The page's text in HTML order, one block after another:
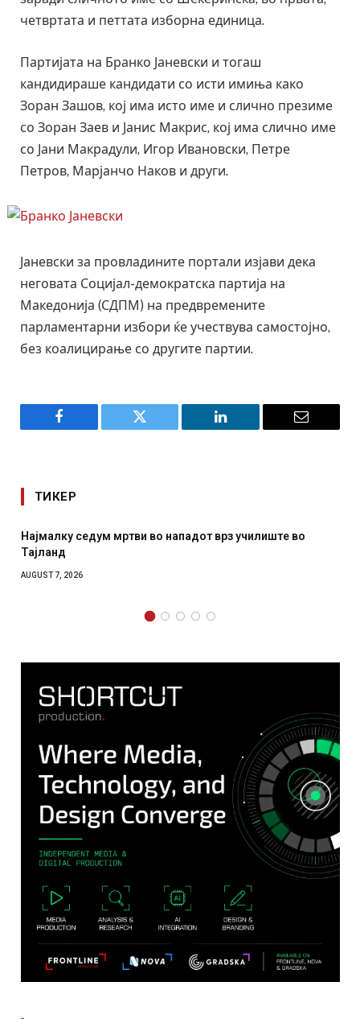
четвртата и петтата изборна единица.
Партијата на Бранко Јаневски и тогаш
кандидираше кандидати со исти имиња како
Зоран Зашов, кој има исто име и слично презиме
со Зоран Заев и Јанис Макрис, кој има слично име
со Јани Макрадули, Игор Ивановски, Петре
Петров, Марјанчо Наков и други.
Јаневски за провладините портали изјави дека
неговата Социјал-демократска партија на
Македонија (СДПМ) на предвремените
парламентарни избори ќе учествува самостојно,
без коалицирање со другите партии.
Facebook Twitter LinkedIn Email
ТИКЕР
врз училиште во
СОЗИС: Украинците повеќе им